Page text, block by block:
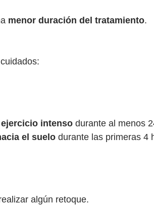
menor duración del tratamiento.
ejercicio intensodurante al menos
el suelodurante las primeras 4
algún retoque.